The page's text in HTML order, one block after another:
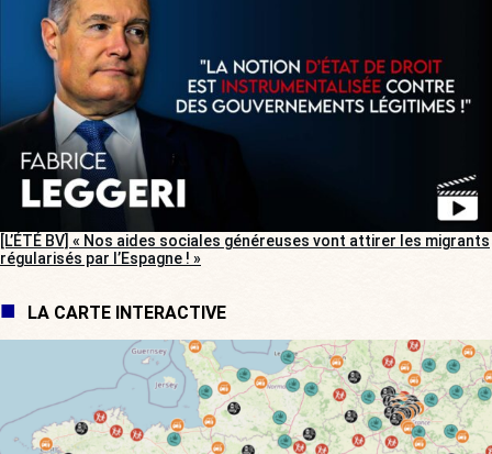
[L’ÉTÉ BV] « Nos aides sociales généreuses vont attirer les migrants
régularisés par l’Espagne ! »
LA CARTE INTERACTIVE